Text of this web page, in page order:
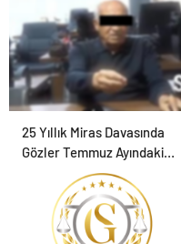
25 Yıllık Miras Davasında
Gözler Temmuz Ayındaki
Karar Duruşmasına Çevrildi